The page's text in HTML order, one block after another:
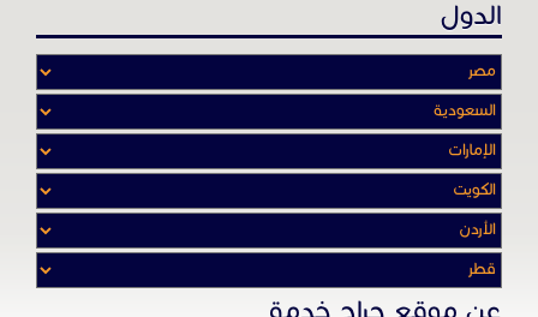
عن موقع حراج خدمة
أدواتنا ومهاراتنا تميّـزنا للربط بين البائع
والشـاري بشكل مجاني لجميـع السلــع
والخـدمـات أينمـــا أرادوا وحيثـمـا كانـوا
تصفح في الموقع